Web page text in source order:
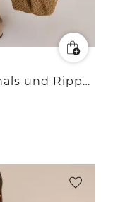
Blusentop mit Rundhals und Rippdetails